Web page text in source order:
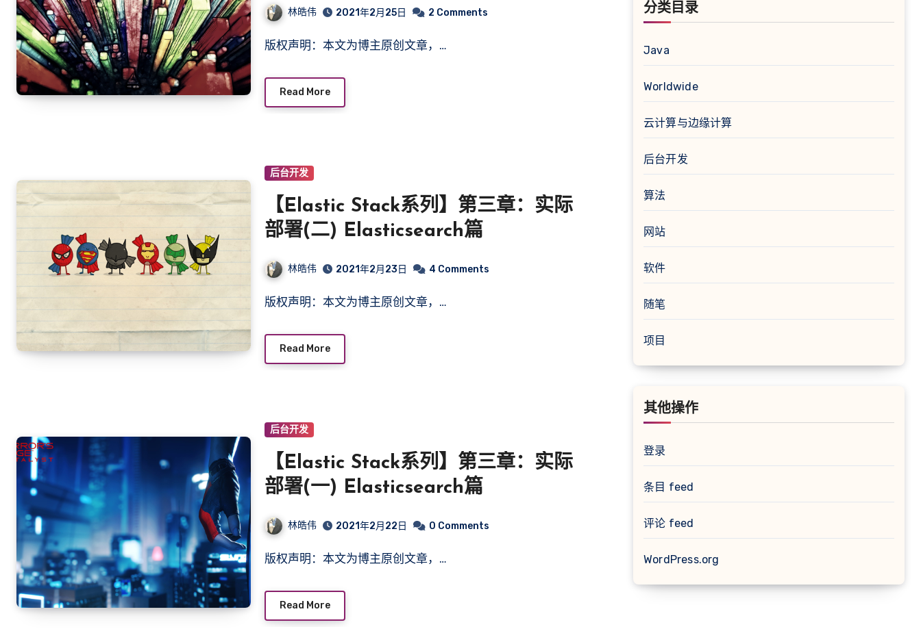
林皓伟 2021年2月25日 2 Comments
版权声明：本文为博主原创文章，…
Read More
后台开发
【Elastic Stack系列】第三章：实际
部署(二) Elasticsearch篇
林皓伟 2021年2月23日 4 Comments
版权声明：本文为博主原创文章，…
Read More
后台开发
【Elastic Stack系列】第三章：实际
部署(一) Elasticsearch篇
林皓伟 2021年2月22日 0 Comments
版权声明：本文为博主原创文章，…
Read More
分类目录
Java
Worldwide
云计算与边缘计算
后台开发
算法
网站
软件
随笔
项目
其他操作
登录
条目 feed
评论 feed
WordPress.org